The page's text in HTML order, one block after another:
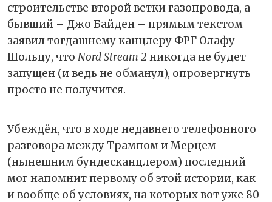
строительстве второй ветки газопровода, а
бывший – Джо Байден – прямым текстом
заявил тогдашнему канцлеру ФРГ Олафу
Шольцу, что Nord Stream 2 никогда не будет
запущен (и ведь не обманул), опровергнуть
просто не получится.
Убеждён, что в ходе недавнего телефонного
разговора между Трампом и Мерцем
(нынешним бундесканцлером) последний
мог напомнит первому об этой истории, как
и вообще об условиях, на которых вот уже 80